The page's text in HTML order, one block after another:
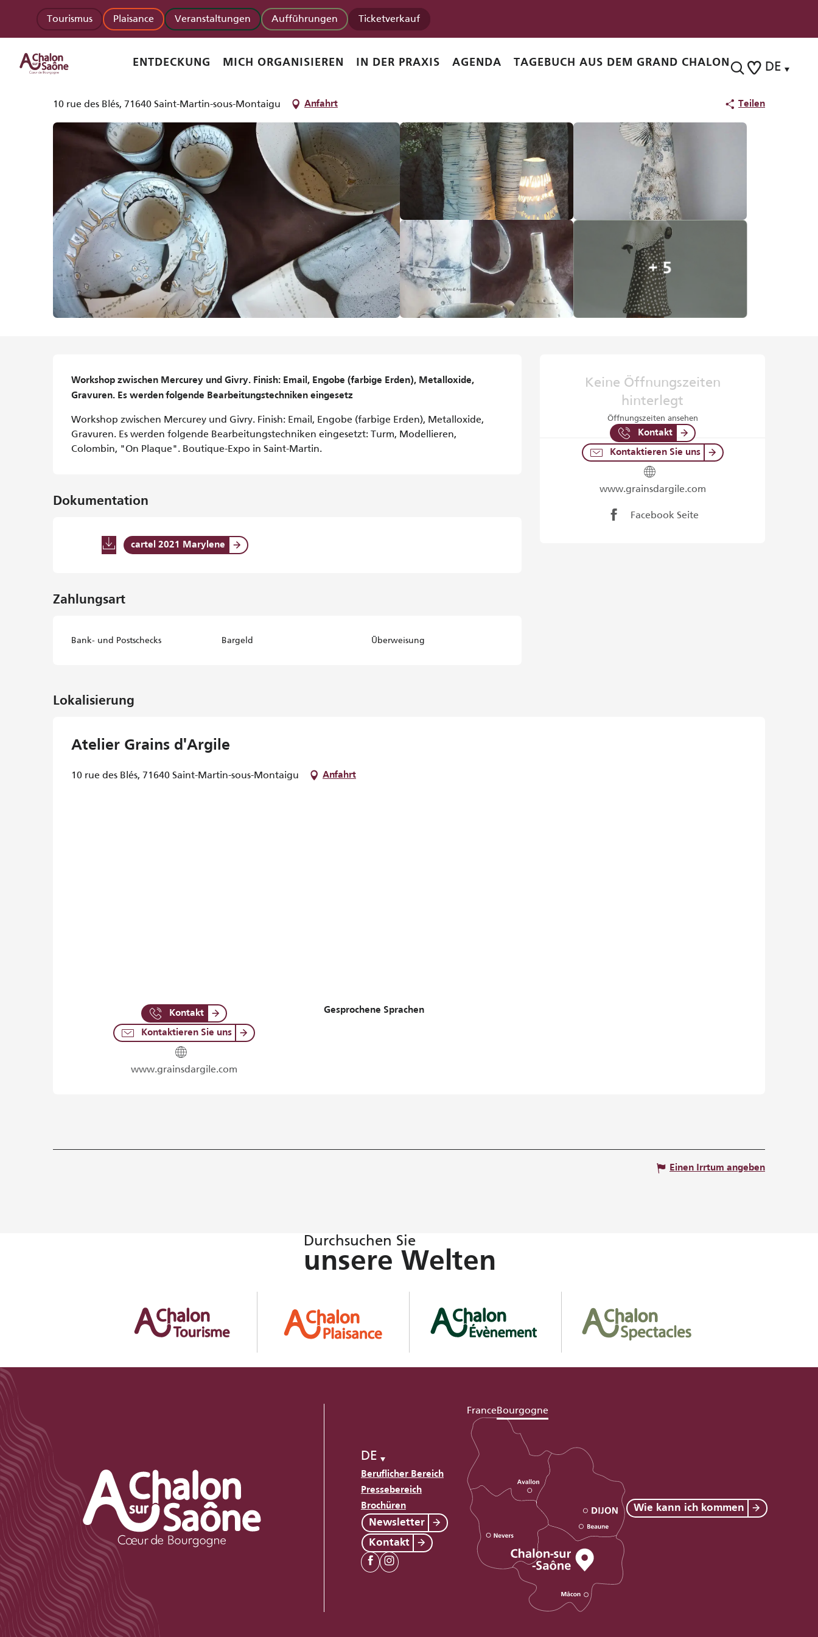
contenu
principal
DE
Tourismus Plaisance Veranstaltungen Aufführungen Ticketverkauf
ENTDECKUNG MICH ORGANISIEREN IN DER PRAXIS AGENDA TAGEBUCH AUS DEM GRAND CHALON
Startseite Atelier Grains d'Argile
Atelier Grains d'Argile
10 rue des Blés, 71640 Saint-Martin-sous-Montaigu Anfahrt Teilen
+ 5
Öffnungszeiten &
Keine Öffnungszeiten
hinterlegt
Öffnungszeiten ansehen
Kontakt
Kontaktieren Sie uns
www.grainsdargile.com
Facebook Seite
Workshop zwischen Mercurey und Givry. Finish: Email, Engobe (farbige Erden), Metalloxide,
Gravuren. Es werden folgende Bearbeitungstechniken eingesetz
Workshop zwischen Mercurey und Givry. Finish: Email, Engobe (farbige Erden), Metalloxide,
Gravuren. Es werden folgende Bearbeitungstechniken eingesetzt: Turm, Modellieren,
Colombin, "On Plaque". Boutique-Expo in Saint-Martin.
Dokumentation
cartel 2021 Marylene
Zahlungsart
Bank- und Postschecks Bargeld Überweisung
Lokalisierung
Atelier Grains d'Argile
10 rue des Blés, 71640 Saint-Martin-sous-Montaigu Anfahrt
Kontakt
Kontaktieren Sie uns
www.grainsdargile.com
Gesprochene Sprachen
Gesprochene Sprachen
Einen Irrtum angeben
Durchsuchen Sie
unsere Welten
DE
Beruflicher Bereich
Pressebereich
Brochüren
Newsletter
Kontakt
FranceBourgogne
Wie kann ich kommen